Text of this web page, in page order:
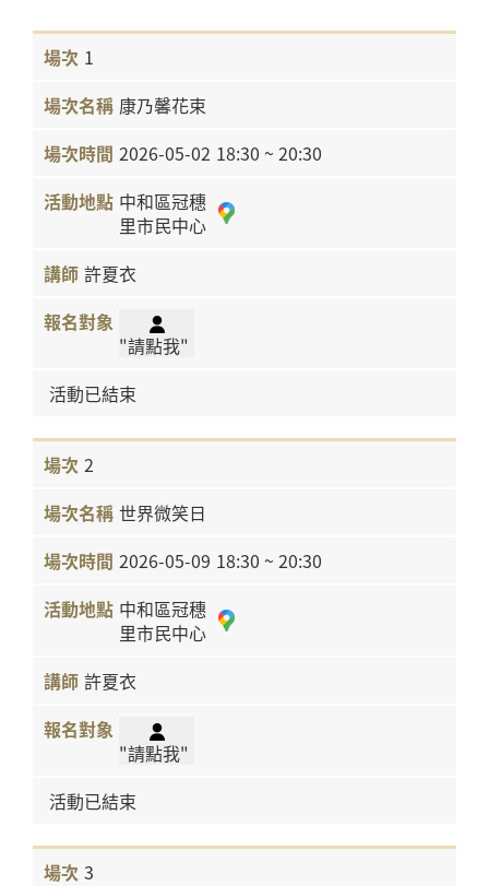
1
康乃馨花束
2026-05-02 18:30 ~ 20:30
中和區冠穗
里市民中心
許夏衣
"請點我"
活動已結束
2
世界微笑日
2026-05-09 18:30 ~ 20:30
中和區冠穗
里市民中心
許夏衣
"請點我"
活動已結束
3